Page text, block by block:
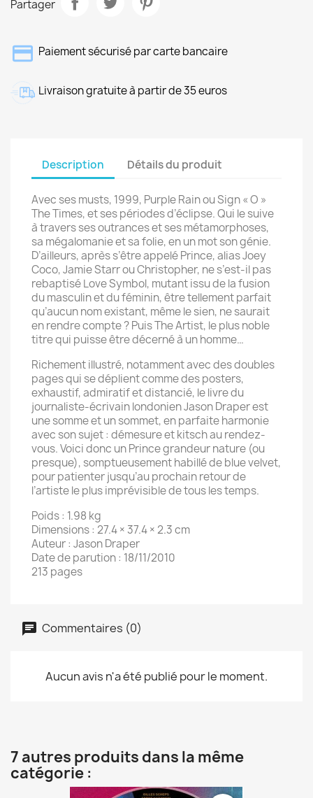
Partager
Paiement sécurisé par carte bancaire
Livraison gratuite à partir de 35 euros
Description Détails du produit
Avec ses musts, 1999, Purple Rain ou Sign « O »
The Times, et ses périodes d’éclipse. Qui le suive
à travers ses outrances et ses métamorphoses,
sa mégalomanie et sa folie, en un mot son génie.
D’ailleurs, après s’être appelé Prince, alias Joey
Coco, Jamie Starr ou Christopher, ne s’est-il pas
rebaptisé Love Symbol, mutant issu de la fusion
du masculin et du féminin, être tellement parfait
qu’aucun nom existant, même le sien, ne saurait
en rendre compte ? Puis The Artist, le plus noble
titre qui puisse être décerné à un homme…
Richement illustré, notamment avec des doubles
pages qui se déplient comme des posters,
exhaustif, admiratif et distancié, le livre du
journaliste-écrivain londonien Jason Draper est
une somme et un sommet, en parfaite harmonie
avec son sujet : démesure et kitsch au rendez-
vous. Voici donc un Prince grandeur nature (ou
presque), somptueusement habillé de blue velvet,
pour patienter jusqu’au prochain retour de
l’artiste le plus imprévisible de tous les temps.
Poids : 1.98 kg
Dimensions : 27.4 × 37.4 × 2.3 cm
Auteur : Jason Draper
Date de parution : 18/11/2010
213 pages
Commentaires (0)
Aucun avis n'a été publié pour le moment.
7 autres produits dans la même
catégorie :